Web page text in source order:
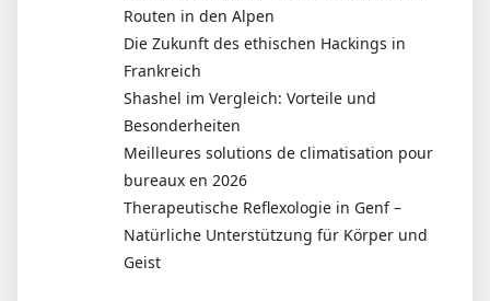
Routen in den Alpen
Die Zukunft des ethischen Hackings in
Frankreich
Shashel im Vergleich: Vorteile und
Besonderheiten
Meilleures solutions de climatisation pour
bureaux en 2026
Therapeutische Reflexologie in Genf –
Natürliche Unterstützung für Körper und
Geist